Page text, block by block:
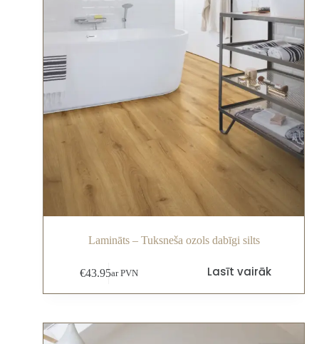
Lamināts – Tuksneša ozols dabīgi silts
€43.95ar PVN Lasīt vairāk